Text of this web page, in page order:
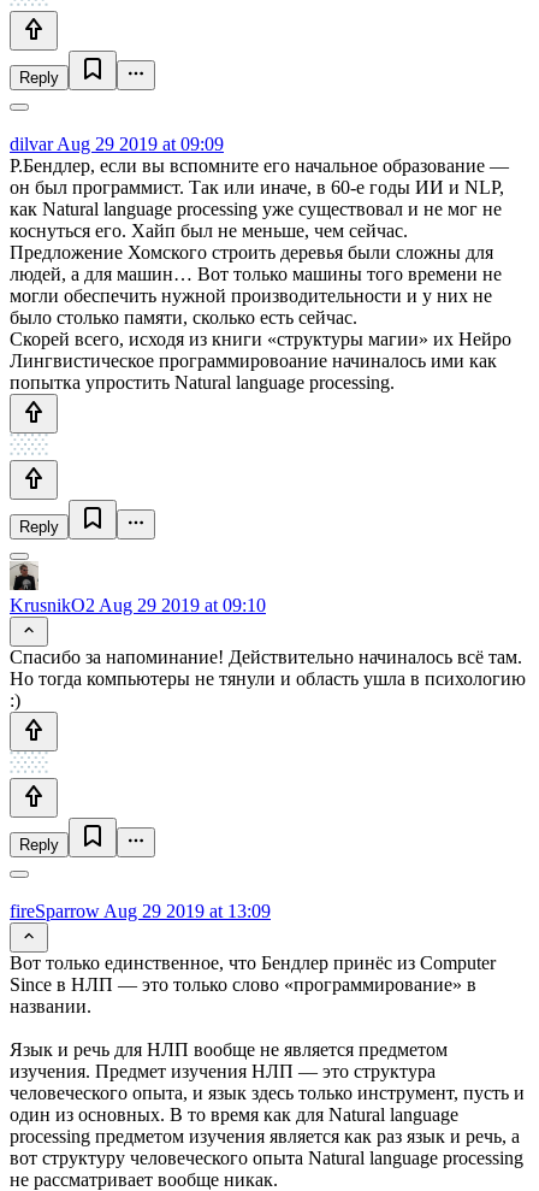
Reply
dilvarAug 29 2019 at 09:09
Р.Бендлер, если вы вспомните его начальное образование —
он был программист. Так или иначе, в 60-е годы ИИ и NLP,
как Natural language processing уже существовал и не мог не
коснуться его. Хайп был не меньше, чем сейчас.
Предложение Хомского строить деревья были сложны для
людей, а для машин… Вот только машины того времени не
могли обеспечить нужной производительности и у них не
было столько памяти, сколько есть сейчас.
Скорей всего, исходя из книги «структуры магии» их Нейро
Лингвистическое программировоание начиналось ими как
попытка упростить Natural language processing.
Reply
KrusnikO2 Aug 29 2019 at 09:10
Спасибо за напоминание! Действительно начиналось всё там.
Но тогда компьютеры не тянули и область ушла в психологию
:)
Reply
fireSparrow Aug 29 2019 at 13:09
Вот только единственное, что Бендлер принёс из Computer
Since в НЛП — это только слово «программирование» в
названии.
Язык и речь для НЛП вообще не является предметом
изучения. Предмет изучения НЛП — это структура
человеческого опыта, и язык здесь только инструмент, пусть и
один из основных. В то время как для Natural language
processing предметом изучения является как раз язык и речь, а
вот структуру человеческого опыта Natural language processing
не рассматривает вообще никак.